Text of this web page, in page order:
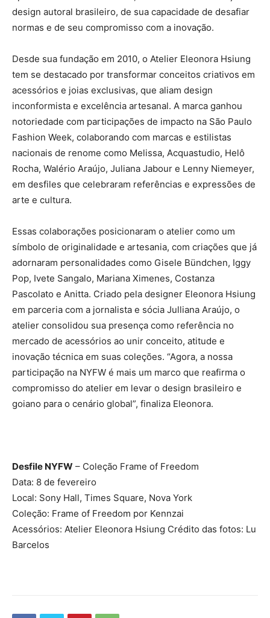
design autoral brasileiro, de sua capacidade de desafiar
normas e de seu compromisso com a inovação.
Desde sua fundação em 2010, o Atelier Eleonora Hsiung
tem se destacado por transformar conceitos criativos em
acessórios e joias exclusivas, que aliam design
inconformista e excelência artesanal. A marca ganhou
notoriedade com participações de impacto na São Paulo
Fashion Week, colaborando com marcas e estilistas
nacionais de renome como Melissa, Acquastudio, Helô
Rocha, Walério Araújo, Juliana Jabour e Lenny Niemeyer,
em desfiles que celebraram referências e expressões de
arte e cultura.
Essas colaborações posicionaram o atelier como um
símbolo de originalidade e artesania, com criações que já
adornaram personalidades como Gisele Bündchen, Iggy
Pop, Ivete Sangalo, Mariana Ximenes, Costanza
Pascolato e Anitta. Criado pela designer Eleonora Hsiung
em parceria com a jornalista e sócia Julliana Araújo, o
atelier consolidou sua presença como referência no
mercado de acessórios ao unir conceito, atitude e
inovação técnica em suas coleções. “Agora, a nossa
participação na NYFW é mais um marco que reafirma o
compromisso do atelier em levar o design brasileiro e
goiano para o cenário global”, finaliza Eleonora.
Desfile NYFW – Coleção Frame of Freedom
Data: 8 de fevereiro
Local: Sony Hall, Times Square, Nova York
Coleção: Frame of Freedom por Kennzai
Acessórios: Atelier Eleonora Hsiung Crédito das fotos: Lu
Barcelos